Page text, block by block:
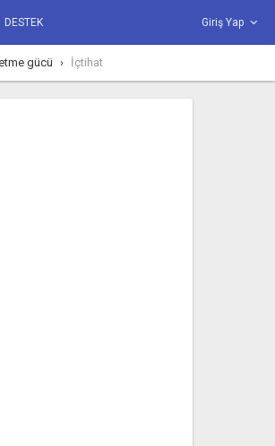
DESTEK Giriş Yap
gücü İçtihat